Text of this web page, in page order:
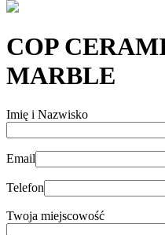
COP
MARBLE
Imię i Nazwisko
Email
Telefon
Twoja miejscowość